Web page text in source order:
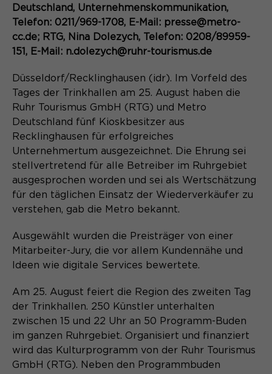
Content Management System dieser
Webseite. Diese Basis-Cookies sind
unerlässlich, damit Ihr Besuch auf der
Website angenehm und flüssig wird:
Sie ermöglichen es der Website, Sie
offen zu halten. Es speichert bei
einem Benutzer-Login für einen
geschlossenen Bereich die Benutzer-
ID als verschlüsselten Wert (sog.
"hash-Wert") zum entsprechenden
Datenbankeintrag des Nutzers.
Name PHPSESSID
Anbieter Session-Cookies
Der Session Cookie wird beim
gelöscht.
Zweck
(Formulare).
Name _pk_id*
Anbieter Matomo
Zweck
Dient zur anonymen
Wiedererkennung eines Besuchers.
Name _pk_ses*
Anbieter Matomo
Laufzeit 30 Minuten
Zweck
Speichert vorübergehend Daten der
aktuellen Sitzung.
Name _pk_ref.*
Anbieter Matomo
Laufzeit 6 Monate
Cookie-Informationen
Aktivierung Mehrsprachigkeit
Übersetzung der Website-Inhalte durch GTranslate.
Name googtrans
Laufzeit 1 Jahr
Zweck
Speichert die vom Nutzer gewählte
Sprache für die automatische
Übersetzung der Website.
Cookie-Informationen
Deutschland, Unternehmenskommunikation,
Telefon: 0211/969-1708, E-Mail: presse@metro-
cc.de; RTG, Nina Dolezych, Telefon: 0208/89959-
151, E-Mail: n.dolezych@ruhr-tourismus.de
Düsseldorf/Recklinghausen (idr). Im Vorfeld des
Tages der Trinkhallen am 25. August haben die
Ruhr Tourismus GmbH (RTG) und Metro
Deutschland fünf Kioskbesitzer aus
Recklinghausen für erfolgreiches
Unternehmertum ausgezeichnet. Die Ehrung sei
stellvertretend für alle Betreiber im Ruhrgebiet
ausgesprochen worden und sei als Wertschätzung
für den täglichen Einsatz der Wiederverkäufer zu
verstehen, gab die Metro bekannt.
Ausgewählt wurden die Preisträger von einer
Mitarbeiter-Jury, die vor allem Kundennähe und
Ideen wie digitale Services bewertete.
Am 25. August feiert die Region des zweiten Tag
der Trinkhallen. 250 Künstler unterhalten
zwischen 15 und 22 Uhr an 50 Programm-Buden
im ganzen Ruhrgebiet. Organisiert und finanziert
wird das Kulturprogramm von der Ruhr Tourismus
GmbH (RTG). Neben den Programmbuden